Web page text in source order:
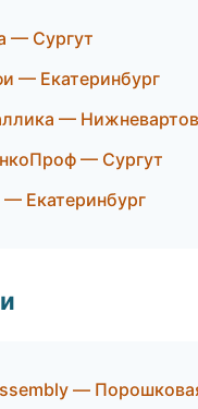
— Сургут
— Екатеринбург
—
— Сургут
Екатеринбург
—